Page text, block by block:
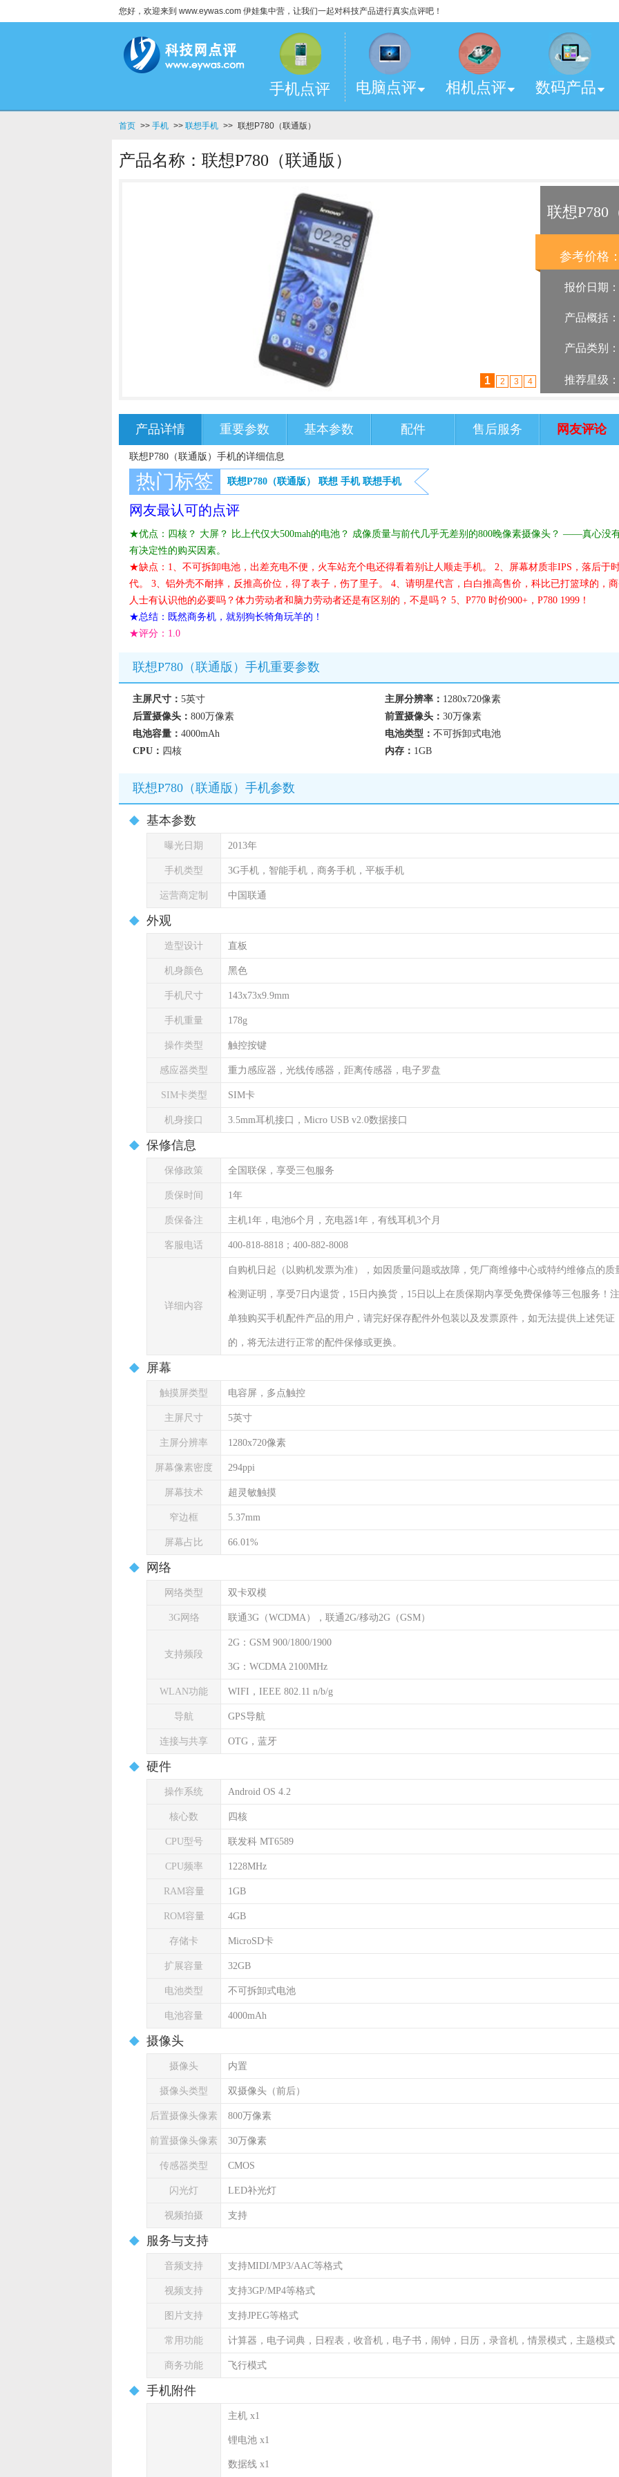
您好，欢迎来到 www.eywas.com 伊娃集中营，让我们一起对科技产品进行真实点评吧！
手机点评 电脑点评 相机点评 数码产品
首页 >> 手机 >> 联想手机 >> 联想P780（联通版）
产品名称：联想P780（联通版）
1 2 3 4
联想P780
参考价格
报价日期：
产品概括：
产品类别：
推荐星级：
产品详情 重要参数 基本参数 配件 售后服务 网友评论
联想P780（联通版）手机的详细信息
热门标签 联想P780（联通版） 联想 手机 联想手机
网友最认可的点评
★优点：四核？ 大屏？ 比上代仅大500mah的电池？ 成像质量与前代几乎无差别的800晚像素摄像头？ ——真心没
有决定性的购买因素。
★缺点：1、不可拆卸电池，出差充电不便，火车站充个电还得看着别让人顺走手机。 2、屏幕材质非IPS，落后于
代。 3、铝外壳不耐摔，反推高价位，得了表子，伤了里子。 4、请明星代言，白白推高售价，科比已打篮球的，
人士有认识他的必要吗？体力劳动者和脑力劳动者还是有区别的，不是吗？ 5、P770 时价900+，P780 1999！
★总结：既然商务机，就别狗长犄角玩羊的！
★评分： 1.0
联想P780（联通版）手机重要参数
主屏尺寸： 5英寸 主屏分辨率： 1280x720像素
后置摄像头： 800万像素 前置摄像头： 30万像素
电池容量： 4000mAh 电池类型： 不可拆卸式电池
CPU： 四核 内存： 1GB
联想P780（联通版）手机参数
基本参数
曝光日期 2013年
手机类型 3G手机，智能手机，商务手机，平板手机
运营商定制 中国联通
外观
造型设计 直板
机身颜色 黑色
手机尺寸 143x73x9.9mm
手机重量 178g
操作类型 触控按键
感应器类型 重力感应器，光线传感器，距离传感器，电子罗盘
SIM卡类型 SIM卡
机身接口 3.5mm耳机接口，Micro USB v2.0数据接口
保修信息
保修政策 全国联保，享受三包服务
质保时间 1年
质保备注 主机1年，电池6个月，充电器1年，有线耳机3个月
客服电话 400-818-8818；400-882-8008
详细内容
自购机日起（以购机发票为准），如因质量问题或故障，凭厂商维修中心或特约维修点的质
检测证明，享受7日内退货，15日内换货，15日以上在质保期内享受免费保修等三包服务！
单独购买手机配件产品的用户，请完好保存配件外包装以及发票原件，如无法提供上述凭证
的，将无法进行正常的配件保修或更换。
屏幕
触摸屏类型 电容屏，多点触控
主屏尺寸 5英寸
主屏分辨率 1280x720像素
屏幕像素密度 294ppi
屏幕技术 超灵敏触摸
窄边框 5.37mm
屏幕占比 66.01%
网络
网络类型 双卡双模
3G网络 联通3G（WCDMA），联通2G/移动2G（GSM）
支持频段
2G：GSM 900/1800/1900
3G：WCDMA 2100MHz
WLAN功能 WIFI，IEEE 802.11 n/b/g
导航 GPS导航
连接与共享 OTG，蓝牙
硬件
操作系统 Android OS 4.2
核心数 四核
CPU型号 联发科 MT6589
CPU频率 1228MHz
RAM容量 1GB
ROM容量 4GB
存储卡 MicroSD卡
扩展容量 32GB
电池类型 不可拆卸式电池
电池容量 4000mAh
摄像头
摄像头 内置
摄像头类型 双摄像头（前后）
后置摄像头像素 800万像素
前置摄像头像素 30万像素
传感器类型 CMOS
闪光灯 LED补光灯
视频拍摄 支持
服务与支持
音频支持 支持MIDI/MP3/AAC等格式
视频支持 支持3GP/MP4等格式
图片支持 支持JPEG等格式
常用功能 计算器，电子词典，日程表，收音机，电子书，闹钟，日历，录音机，情景模式，主题模式
商务功能 飞行模式
手机附件
主机 x1
锂电池 x1
数据线 x1